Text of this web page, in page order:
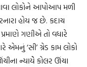
લોકોને આપોઆપ મળી
હોય જ છે. કદાચ
પ્રમાણે ગણીએ તો વધારે
એમનું ‘સી’ ગ્રેડ કામ લોકો
ન્યાયેે કોલર ઊંચા